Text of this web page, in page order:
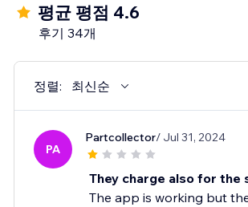
평균 평점 4.6
후기 34개
정렬: 최신순
PA
Partcollector/ Jul 31, 2024
They charge also for
The app is working but